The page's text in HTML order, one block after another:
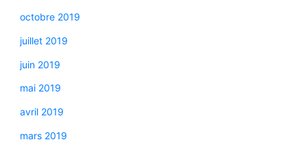
octobre 2019
juillet 2019
juin 2019
mai 2019
avril 2019
mars 2019